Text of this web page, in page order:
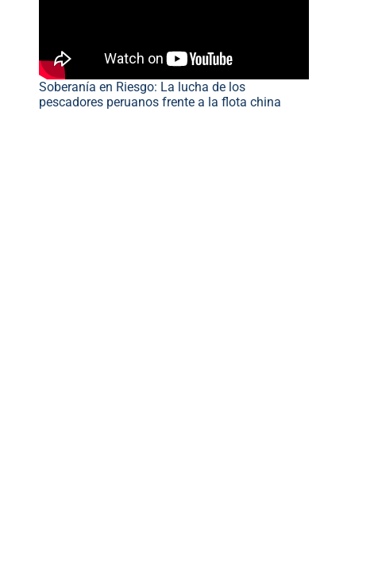
Soberanía en Riesgo: La lucha de los
pescadores peruanos frente a la flota china